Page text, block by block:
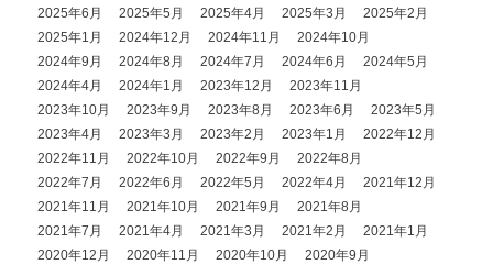
2025年6月
2025年5月 2025年4月 2025年3月
2025年2月
2025年1月
2024年12月 2024年11月
2024年10月
2024年9月
2024年8月 2024年7月 2024年6月
2024年5月
2024年4月
2024年1月 2023年12月
2023年11月
2023年10月
2023年9月 2023年8月 2023年6月
2023年5月
2023年4月
2023年3月 2023年2月 2023年1月
2022年12月
2022年11月
2022年10月 2022年9月
2022年8月
2022年7月
2022年6月 2022年5月 2022年4月
2021年12月
2021年11月
2021年10月 2021年9月
2021年8月
2021年7月
2021年4月 2021年3月 2021年2月
2021年1月
2020年12月
2020年11月 2020年10月
2020年9月